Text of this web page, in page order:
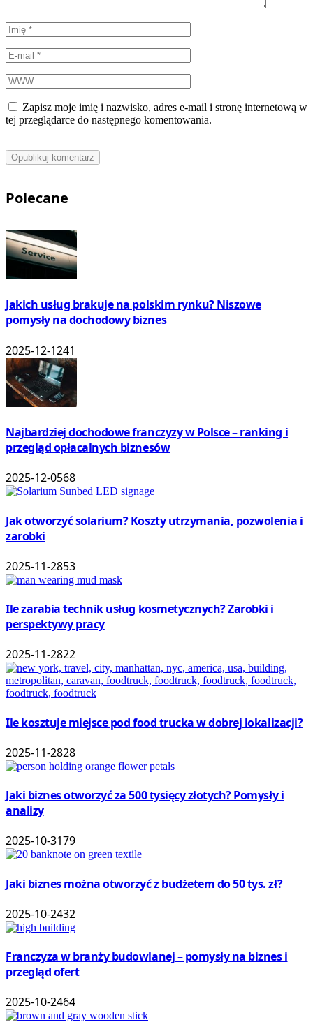
Zapisz moje imię i nazwisko, adres e-mail i stronę internetową w
tej przeglądarce do następnego komentowania.
Polecane
Jakich usług brakuje na polskim rynku? Niszowe
pomysły na dochodowy biznes
2025-12-1241
Najbardziej dochodowe franczyzy w Polsce – ranking i
przegląd opłacalnych biznesów
2025-12-0568
Jak otworzyć solarium? Koszty utrzymania, pozwolenia i
zarobki
2025-11-2853
Ile zarabia technik usług kosmetycznych? Zarobki i
perspektywy pracy
2025-11-2822
Ile kosztuje miejsce pod food trucka w dobrej lokalizacji?
2025-11-2828
Jaki biznes otworzyć za 500 tysięcy złotych? Pomysły i
analizy
2025-10-3179
Jaki biznes można otworzyć z budżetem do 50 tys. zł?
2025-10-2432
Franczyza w branży budowlanej – pomysły na biznes i
przegląd ofert
2025-10-2464